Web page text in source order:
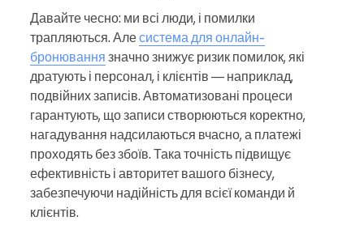
Давайте чесно: ми всі люди, і помилки
трапляються. Алесистема для онлайн-
бронювання значно знижує ризик помилок, які
дратують і персонал, і клієнтів — наприклад,
подвійних записів. Автоматизовані процеси
гарантують, що записи створюються коректно,
нагадування надсилаються вчасно, а платежі
проходять без збоїв. Така точність підвищує
ефективність і авторитет вашого бізнесу,
забезпечуючи надійність для всієї команди й
клієнтів.